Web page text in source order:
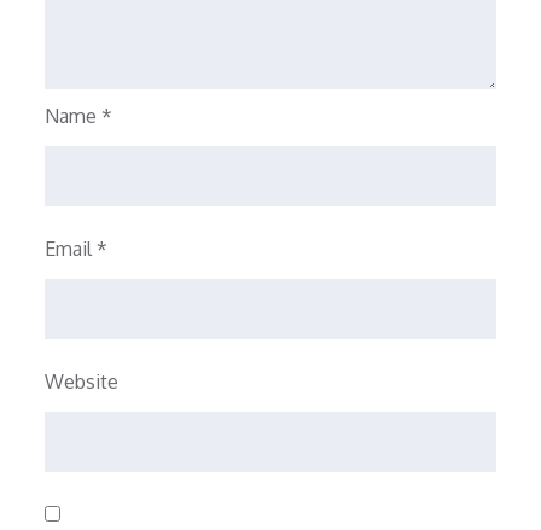
Name *
Email *
Website